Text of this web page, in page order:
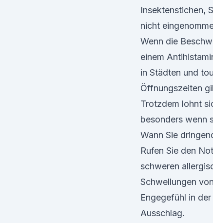
Insektenstichen,
nicht
Wenn die
einem
in Städten und
Öffnungszeiten
Trotzdem lohnt
besonders wenn
Wann Sie
Rufen Sie den
schweren
Schwellungen
Engegefühl in
Ausschlag.